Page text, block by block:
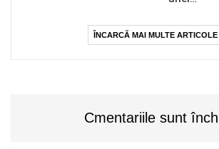
ÎNCARCĂ MAI MULTE ARTICOLE
Cmentariile sunt